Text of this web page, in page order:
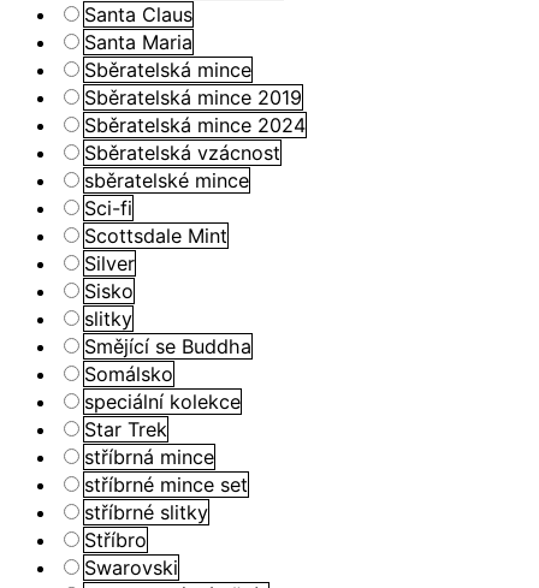
Santa Claus
Santa Maria
Sběratelská mince
Sběratelská mince 2019
Sběratelská mince 2024
Sběratelská vzácnost
sběratelské mince
Sci-fi
Scottsdale Mint
Silver
Sisko
slitky
Smějící se Buddha
Somálsko
speciální kolekce
Star Trek
stříbrná mince
stříbrné mince set
stříbrné slitky
Stříbro
Swarovski